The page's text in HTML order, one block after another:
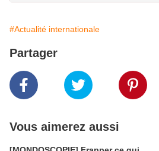
#Actualité internationale
Partager
Vous aimerez aussi